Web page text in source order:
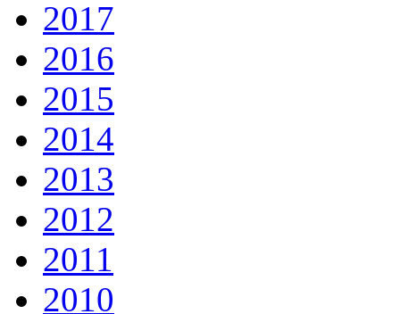
2017
2016
2015
2014
2013
2012
2011
2010